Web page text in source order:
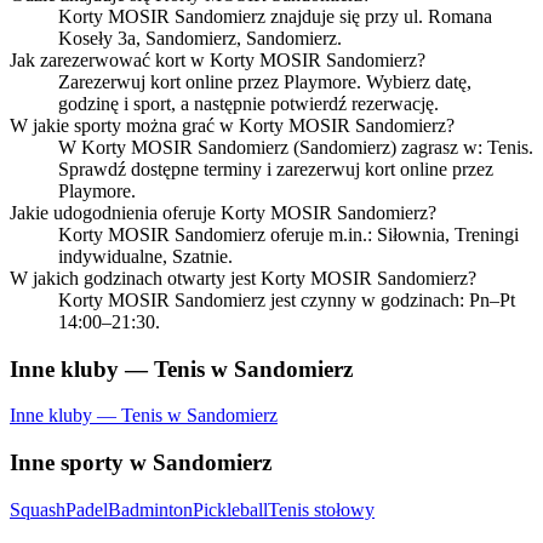
Korty MOSIR Sandomierz znajduje się przy ul. Romana
Koseły 3a, Sandomierz, Sandomierz.
Jak zarezerwować kort w Korty MOSIR Sandomierz?
Zarezerwuj kort online przez Playmore. Wybierz datę,
godzinę i sport, a następnie potwierdź rezerwację.
W jakie sporty można grać w Korty MOSIR Sandomierz?
W Korty MOSIR Sandomierz (Sandomierz) zagrasz w: Tenis.
Sprawdź dostępne terminy i zarezerwuj kort online przez
Playmore.
Jakie udogodnienia oferuje Korty MOSIR Sandomierz?
Korty MOSIR Sandomierz oferuje m.in.: Siłownia, Treningi
indywidualne, Szatnie.
W jakich godzinach otwarty jest Korty MOSIR Sandomierz?
Korty MOSIR Sandomierz jest czynny w godzinach: Pn–Pt
14:00–21:30.
Inne kluby — Tenis w Sandomierz
Inne kluby — Tenis w Sandomierz
Inne sporty w Sandomierz
SquashPadelBadmintonPickleballTenis stołowy